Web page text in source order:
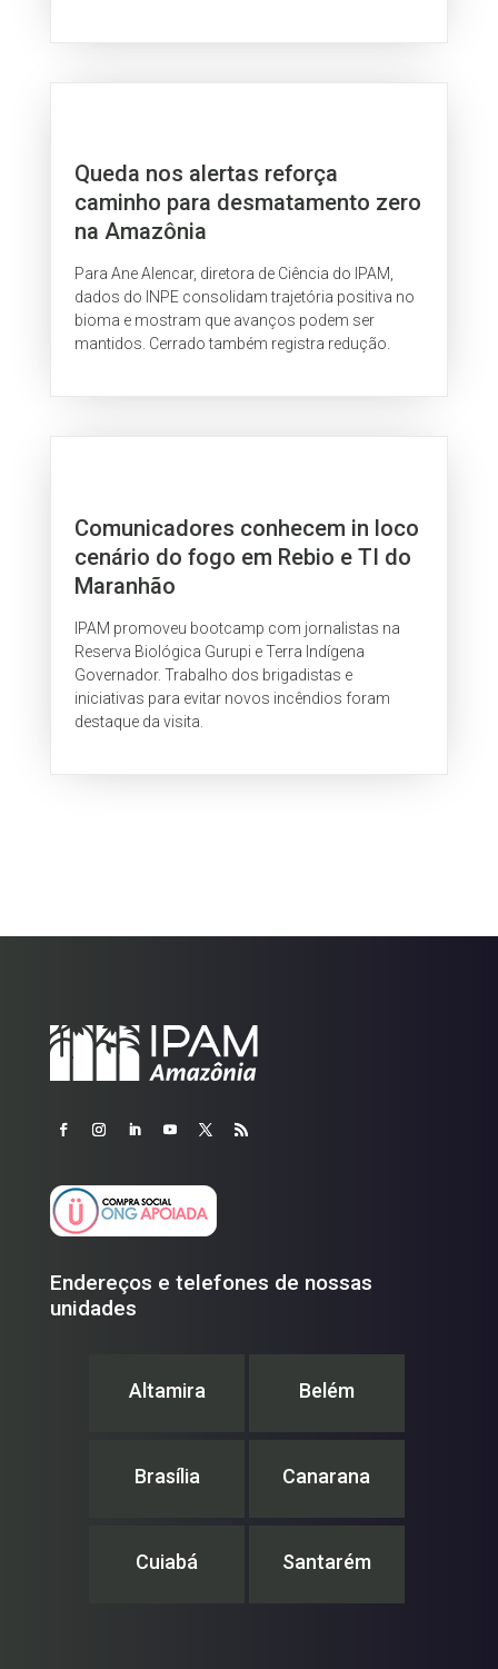
Queda nos alertas reforça
caminho para desmatamento zero
na Amazônia
Para Ane Alencar, diretora de Ciência do IPAM,
dados do INPE consolidam trajetória positiva no
bioma e mostram que avanços podem ser
mantidos. Cerrado também registra redução.
Comunicadores conhecem in loco
cenário do fogo em Rebio e TI do
Maranhão
IPAM promoveu bootcamp com jornalistas na
Reserva Biológica Gurupi e Terra Indígena
Governador. Trabalho dos brigadistas e
iniciativas para evitar novos incêndios foram
destaque da visita.
Endereços e telefones de nossas
unidades
Altamira Belém
Brasília Canarana
Cuiabá Santarém